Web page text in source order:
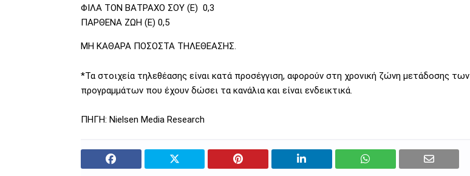
ΦΙΛΑ ΤΟΝ ΒΑΤΡΑΧΟ ΣΟΥ (Ε) 0,3
ΠΑΡΘΕΝΑ ΖΩΗ (Ε) 0,5
ΜΗ ΚΑΘΑΡΑ ΠΟΣΟΣΤΑ ΤΗΛΕΘΕΑΣΗΣ.
*Τα στοιχεία τηλεθέασης είναι κατά προσέγγιση, αφορούν στη χρονική ζώνη μετάδοσης των
προγραμμάτων που έχουν δώσει τα κανάλια και είναι ενδεικτικά.
ΠΗΓΗ: Nielsen Media Research